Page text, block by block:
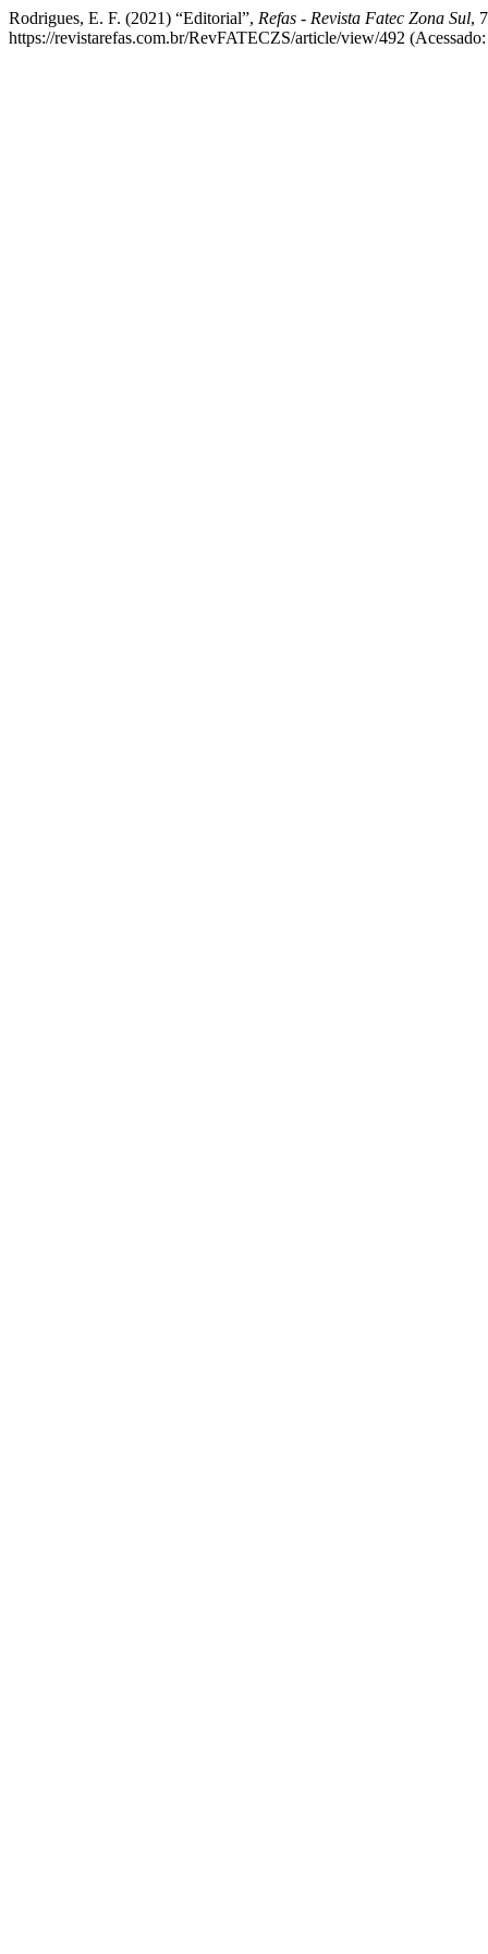
Rodrigues, E. F. (2021) “Editorial”, Refas - Revista Fatec Zona Sul,
https://revistarefas.com.br/RevFATECZS/article/view/492